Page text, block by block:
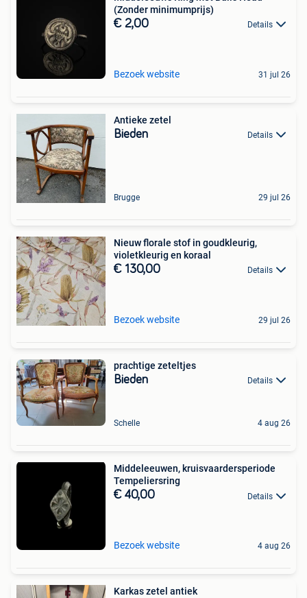
(Zonder minimumprijs)
€ 2,00 Details
Bezoek website 31 jul 26
Antieke zetel
Bieden Details
Brugge 29 jul 26
Nieuw florale stof in goudkleurig,
violetkleurig en koraal
€ 130,00 Details
Bezoek website 29 jul 26
prachtige zeteltjes
Bieden Details
Schelle 4 aug 26
Middeleeuwen, kruisvaardersperiode
Tempeliersring
€ 40,00 Details
Bezoek website 4 aug 26
Karkas zetel antiek